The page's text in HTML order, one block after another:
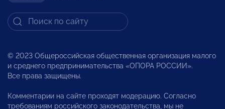
© 2023 Общероссийская общественная организация малого
и среднего предпринимательства «ОПОРА РОССИИ».
Все права защищены.
Комментарии на сайте проходят модерацию. Согласно
требованиям российского законодательства, мы не